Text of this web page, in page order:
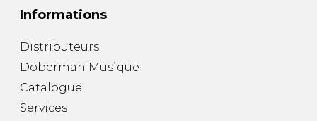
Informations
Distributeurs
Doberman Musique
Catalogue
Services